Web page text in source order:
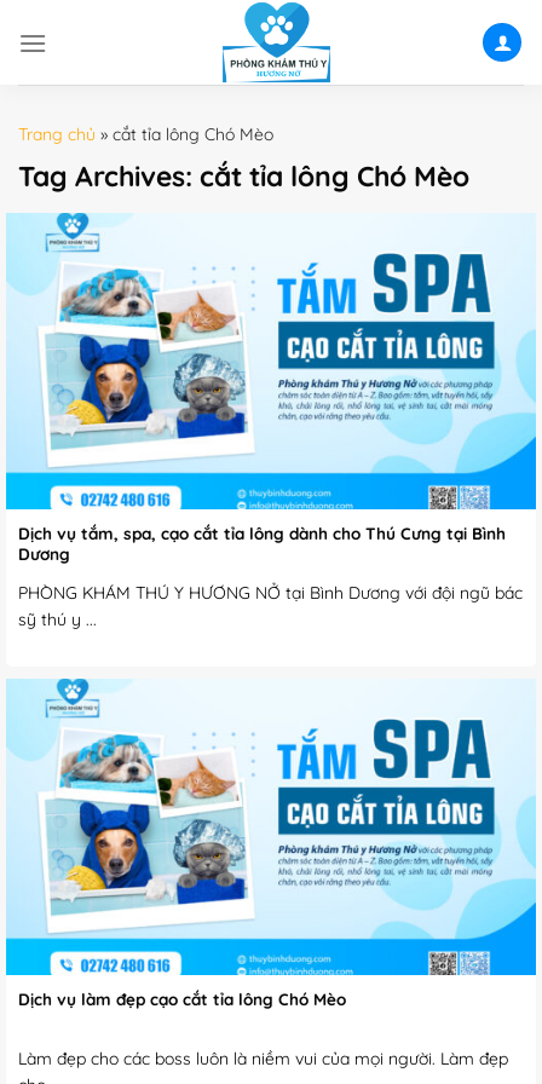
Trang chủ » cắt tỉa lông Chó Mèo
Tag Archives: cắt tỉa lông Chó Mèo
Dịch vụ tắm, spa, cạo cắt tỉa lông dành cho Thú Cưng tại Bình
Dương
PHÒNG KHÁM THÚ Y HƯƠNG NỞ tại Bình Dương với đội ngũ bác
sỹ thú y ...
Dịch vụ làm đẹp cạo cắt tỉa lông Chó Mèo
Làm đẹp cho các boss luôn là niềm vui của mọi người. Làm đẹp